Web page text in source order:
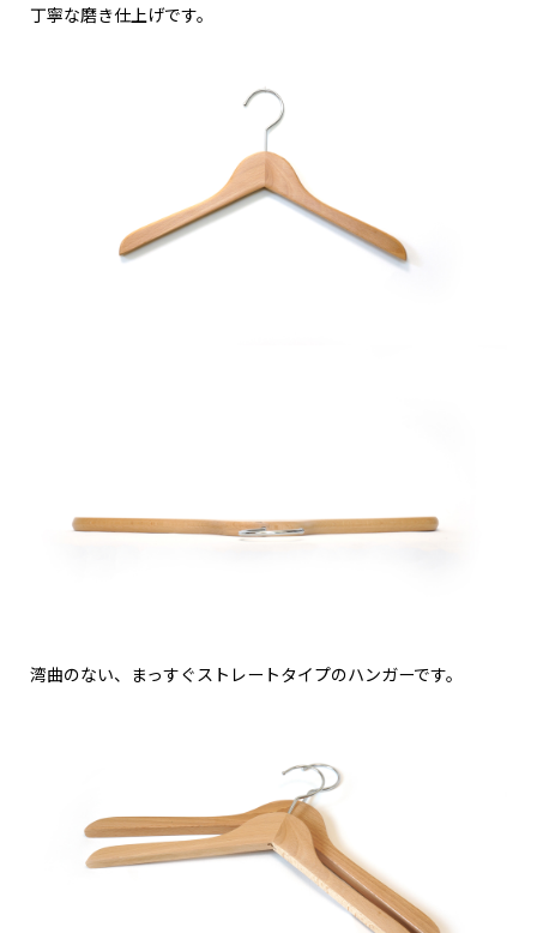
丁寧な磨き仕上げです。
湾曲のない、まっすぐストレートタイプのハンガーです。